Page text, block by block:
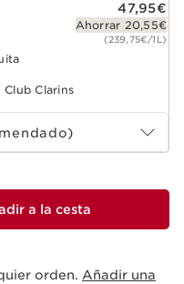
47,95€
Ahorrar 20,55€
(239,75€/1L)
Clarins
a la cesta
orden. Añadir una